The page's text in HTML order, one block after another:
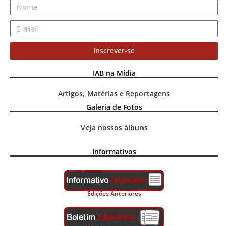
Inscrever-se
IAB na Mídia
Artigos, Matérias e Reportagens
Galeria de Fotos
Veja nossos álbuns
Informativos
Edições Anteriores